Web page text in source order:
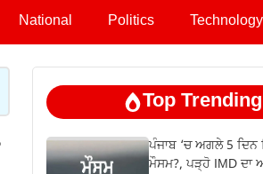
National Politics Technology
Top Trending
ਪੰਜਾਬ ‘ਚ ਅਗਲੇ 5 ਦਿਨ
ਮੌਸਮ?, ਪੜ੍ਹੋ IMD ਦਾ